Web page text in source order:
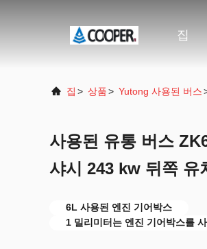
집
집 > 상품> Yutong 사용된 버스
사용된 유통 버스
샤시 243 kw 뒤쪽 유
6L 사용된 엔진 기어박스
1 밀리미터는 엔진 기어박스를